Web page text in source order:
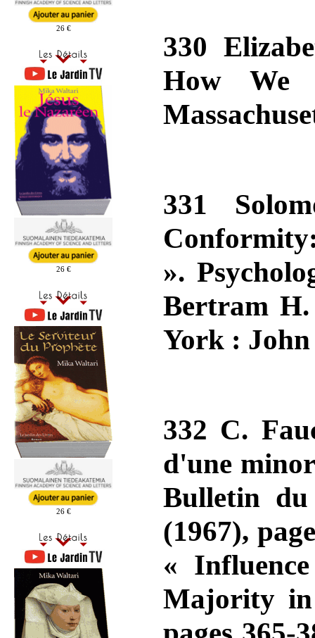
26 €
26 €
26 €
330
How We
331
».
Bertram H.
York : John
332 C.
d'une
Bulletin du
(1967),
«
Majority in